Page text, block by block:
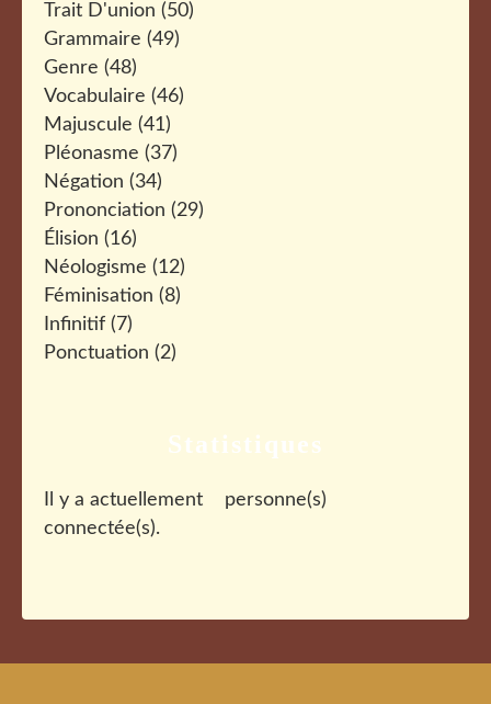
Trait D'union (50)
Grammaire (49)
Genre (48)
Vocabulaire (46)
Majuscule (41)
Pléonasme (37)
Négation (34)
Prononciation (29)
Élision (16)
Néologisme (12)
Féminisation (8)
Infinitif (7)
Ponctuation (2)
Statistiques
Il y a actuellement
personne(s)
connectée(s).